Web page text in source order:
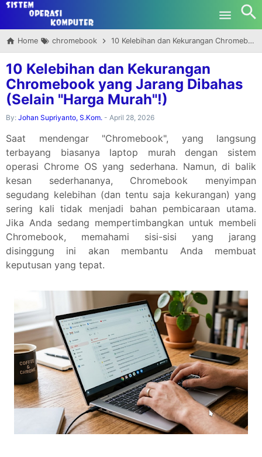
-->
Home chromebook 10 Kelebihan dan Kekurangan Chromebook yang Jarang Dibahas (Selain "Harga Murah"!)
10 Kelebihan dan Kekurangan
Chromebook yang Jarang Dibahas
(Selain "Harga Murah"!)
By: Johan Supriyanto, S.Kom. - April 28, 2026
Saat mendengar "Chromebook", yang langsung
terbayang biasanya laptop murah dengan sistem
operasi Chrome OS yang sederhana. Namun, di balik
kesan sederhananya, Chromebook menyimpan
segudang kelebihan (dan tentu saja kekurangan) yang
sering kali tidak menjadi bahan pembicaraan utama.
Jika Anda sedang mempertimbangkan untuk membeli
Chromebook, memahami sisi-sisi yang jarang
disinggung ini akan membantu Anda membuat
keputusan yang tepat.